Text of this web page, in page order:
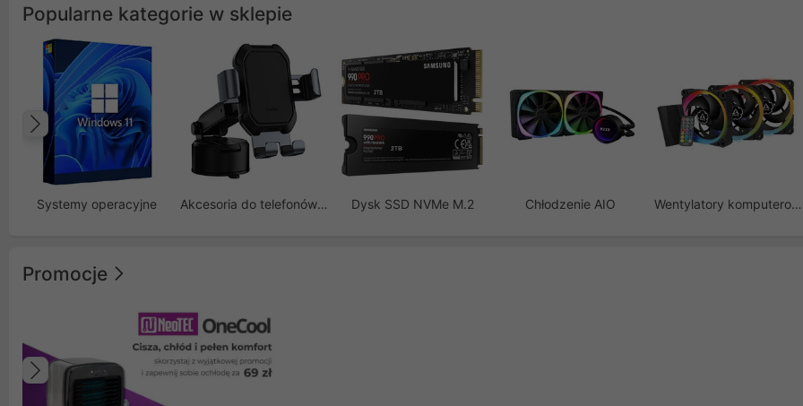
Popularne kategorie w sklepie
Systemy operacyjne Akcesoria do telefonów GSM Dysk SSD NVMe M.2 Chłodzenie AIO Wentylatory komputerowe
Poprzedni
Promocje
Poprzedni